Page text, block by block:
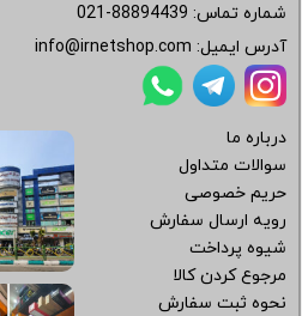
شماره تماس: 021-88894439
آدرس ایمیل: info@irnetshop.com
درباره ما
سوالات متداول
حریم خصوصی
رویه ارسال سفارش
شیوه پرداخت
مرجوع کردن کالا
نحوه ثبت سفارش